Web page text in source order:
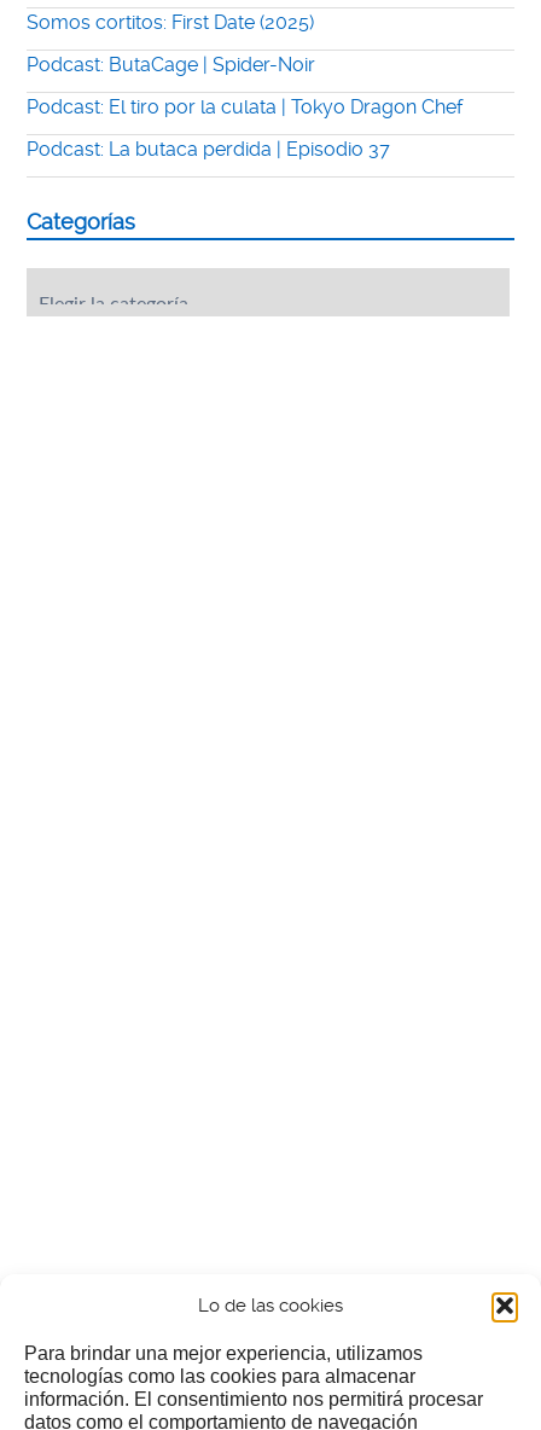
Lo de las cookies
Para brindar una mejor experiencia, utilizamos
tecnologías como las cookies para almacenar
información. El consentimiento nos permitirá procesar
datos como el comportamiento de navegación
Somos cortitos: First Date (2025)
Podcast: ButaCage | Spider-Noir
Podcast: El tiro por la culata | Tokyo Dragon Chef
Podcast: La butaca perdida | Episodio 37
Categorías
¿Nos invitas a un cafecillo?